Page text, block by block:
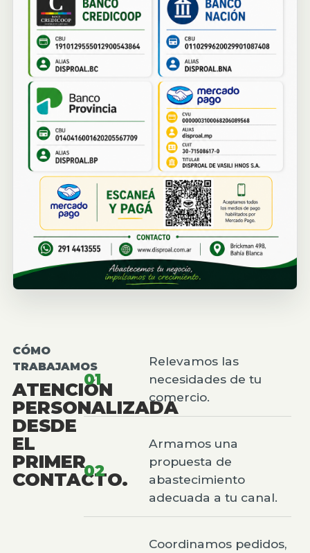
CÓMO
TRABAJAMOS
ATENCIÓN
PERSONALIZADA
DESDE
EL
PRIMER
CONTACTO.
01
Relevamos las
necesidades de tu
comercio.
02
Armamos una
propuesta de
abastecimiento
adecuada a tu canal.
Coordinamos pedidos,